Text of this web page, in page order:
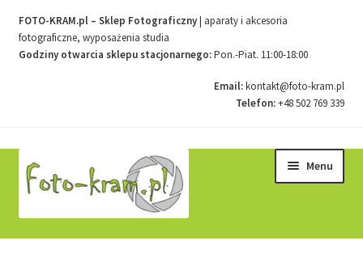
FOTO-KRAM.pl – Sklep Fotograficzny| aparaty i akcesoria
fotograficzne, wyposażenia studia
Godziny otwarcia sklepu stacjonarnego:Pon.-Piat. 11:00-18:00
Email:kontakt@foto-kram.pl
Telefon:+48 502 769 339
do
nawigacji
do
treści
Menu